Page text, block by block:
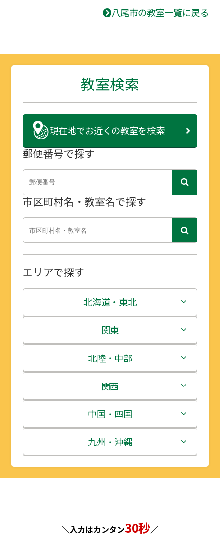
八尾市の教室一覧に戻る
教室検索
現在地でお近くの教室を検索
郵便番号で探す
市区町村名・教室名で探す
エリアで探す
北海道・東北
北海道
青森県
岩手県
宮城県
秋田県
山形県
関東
茨城県
栃木県
群馬県
埼玉県
千葉県
神奈川県
北陸・中部
新潟県
富山県
石川県
福井県
関西
三重県
滋賀県
京都府
中国・四国
鳥取県
島根県
広島県
九州・沖縄
福岡県
長崎県
＼入力はカンタン30秒／